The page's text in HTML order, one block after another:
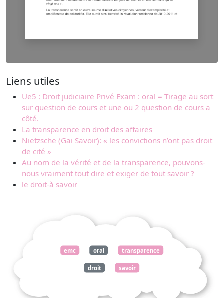
Liens utiles
Ue5 : Droit judiciaire Privé Exam : oral = Tirage au sort
sur question de cours et une ou 2 question de cours a
côté.
La transparence en droit des affaires
Nietzsche (Gai Savoir): « les convictions n’ont pas droit
de cité »
Au nom de la vérité et de la transparence, pouvons-
nous vraiment tout dire et exiger de tout savoir ?
le droit-à savoir
emc oral transparence
droit savoir